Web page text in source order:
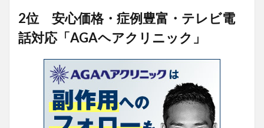
2位 安心価格・症例豊富・テレビ電
話対応「AGAヘアクリニック」